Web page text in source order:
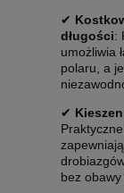
✔
długości:
umożliwia
polaru, a
✔
bez obawy